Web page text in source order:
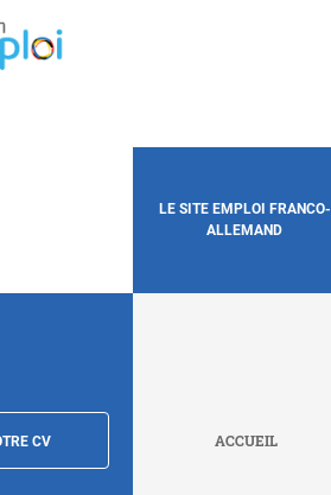
LE SITE EMPLOI FRANCO-
ALLEMAND
CV ACCUEIL